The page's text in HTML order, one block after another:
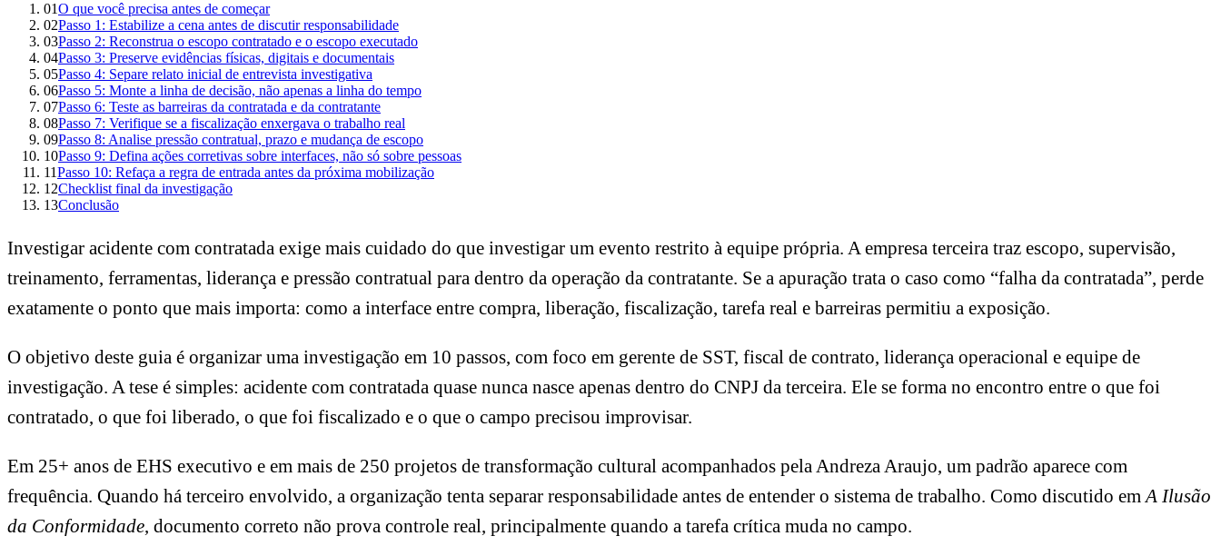
01O que você precisa antes de começar
02Passo 1: Estabilize a cena antes de discutir responsabilidade
03Passo 2: Reconstrua o escopo contratado e o escopo executado
04Passo 3: Preserve evidências físicas, digitais e documentais
05Passo 4: Separe relato inicial de entrevista investigativa
06Passo 5: Monte a linha de decisão, não apenas a linha do tempo
07Passo 6: Teste as barreiras da contratada e da contratante
08Passo 7: Verifique se a fiscalização enxergava o trabalho real
09Passo 8: Analise pressão contratual, prazo e mudança de escopo
10Passo 9: Defina ações corretivas sobre interfaces, não só sobre pessoas
11Passo 10: Refaça a regra de entrada antes da próxima mobilização
12Checklist final da investigação
13Conclusão
Investigar acidente com contratada exige mais cuidado do que investigar um evento restrito à equipe própria. A empresa terceira traz escopo, supervisão,
treinamento, ferramentas, liderança e pressão contratual para dentro da operação da contratante. Se a apuração trata o caso como “falha da contratada”, perde
exatamente o ponto que mais importa: como a interface entre compra, liberação, fiscalização, tarefa real e barreiras permitiu a exposição.
O objetivo deste guia é organizar uma investigação em 10 passos, com foco em gerente de SST, fiscal de contrato, liderança operacional e equipe de
investigação. A tese é simples: acidente com contratada quase nunca nasce apenas dentro do CNPJ da terceira. Ele se forma no encontro entre o que foi
contratado, o que foi liberado, o que foi fiscalizado e o que o campo precisou improvisar.
Em 25+ anos de EHS executivo e em mais de 250 projetos de transformação cultural acompanhados pela Andreza Araujo, um padrão aparece com
frequência. Quando há terceiro envolvido, a organização tenta separar responsabilidade antes de entender o sistema de trabalho. Como discutido em A Ilusão
da Conformidade , documento correto não prova controle real, principalmente quando a tarefa crítica muda no campo.